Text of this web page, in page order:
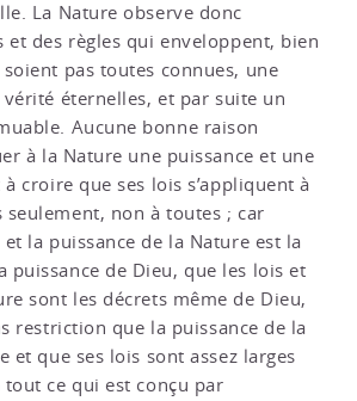
La Nature observe donc
et des règles qui enveloppent, bien
soient pas toutes connues, une
vérité éternelles, et par suite un
Aucune bonne raison
à la Nature une puissance et une
croire que ses lois s’appliquent à
seulement, non à toutes ; car
la puissance de la Nature est la
puissance de Dieu, que les lois et
sont les décrets même de Dieu,
restriction que la puissance de la
et que ses lois sont assez larges
tout ce qui est conçu par